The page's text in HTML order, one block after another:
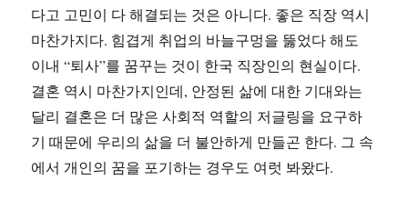
다고 고민이 다 해결되는 것은 아니다. 좋은 직장 역시
마찬가지다. 힘겹게 취업의 바늘구멍을 뚫었다 해도
이내 “퇴사”를 꿈꾸는 것이 한국 직장인의 현실이다.
결혼 역시 마찬가지인데, 안정된 삶에 대한 기대와는
달리 결혼은 더 많은 사회적 역할의 저글링을 요구하
기 때문에 우리의 삶을 더 불안하게 만들곤 한다. 그 속
에서 개인의 꿈을 포기하는 경우도 여럿 봐왔다.